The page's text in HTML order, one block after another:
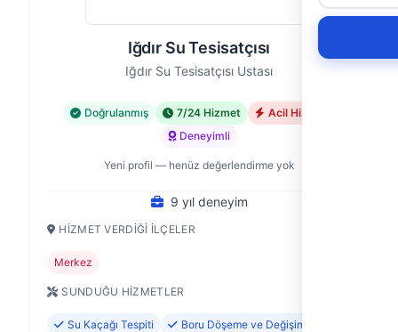
Iğdır Su Tesisatçısı
Iğdır Su Tesisatçısı Ustası
Doğrulanmış 7/24 Hizmet
Acil Hizmet
Deneyimli
Yeni profil — henüz değerlendirme yok
9 yıl deneyim
HIZMET VERDIĞI İLÇELER
Merkez
SUNDUĞU HIZMETLER
Su Kaçağı Tespiti
Boru Döşeme ve Değişimi